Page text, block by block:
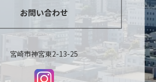
お問い合わせ
宮崎市神宮東2-13-25